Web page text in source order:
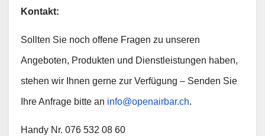
Kontakt:
Sollten Sie noch offene Fragen zu unseren
Angeboten, Produkten und Dienstleistungen haben,
stehen wir Ihnen gerne zur Verfügung – Senden Sie
Ihre Anfrage bitte an info@openairbar.ch.
Handy Nr. 076 532 08 60